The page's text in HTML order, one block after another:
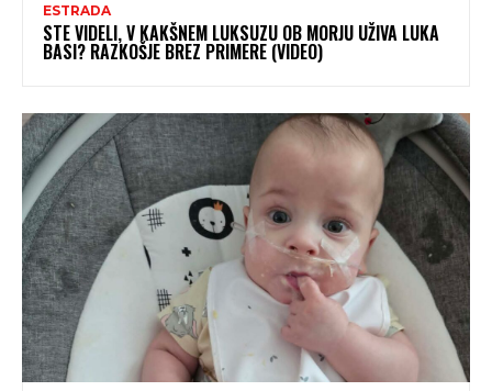
ESTRADA
STE VIDELI, V KAKŠNEM LUKSUZU OB MORJU UŽIVA LUKA
BASI? RAZKOŠJE BREZ PRIMERE (VIDEO)